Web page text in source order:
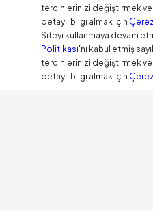
tercihlerinizi değiştirmek ve
detaylı bilgi almak için
Siteyi kullanmaya devam
Politikası'nı kabul etmiş
tercihlerinizi değiştirmek ve
detaylı bilgi almak için